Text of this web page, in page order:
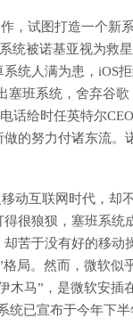
，试图打造一个新
统被诺基亚视为救
统人满为患，iOS
班系统，舍弃谷
话给时任英特尔
的努力付诸东流。
动互联网时代，却
很狼狈，塞班系统
苦于没有好的移动
局。然而，微软似
马”，是微软安插
统已宣布于今年下半